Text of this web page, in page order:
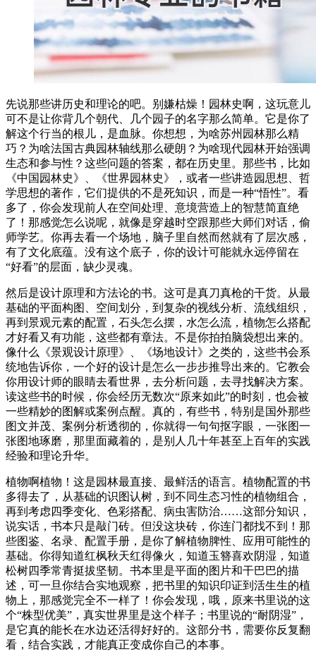
先说那些讲历史和理论的吧。别嫌枯燥！园林史啊，这玩意儿
可不是让你背几个朝代、几个园子的名字那么简单。它是你了
解这个行当的根儿，是血脉。你想想，为啥苏州园林那么精
巧？为啥法国古典园林轴线那么硬朗？为啥现代园林开始强调
生态和参与性？这些问题的答案，都在历史里。那些书，比如
《中国园林史》、《世界园林史》，或者一些讲造园思想、哲
学思想的著作，它们提供的不是死知识，而是一种“悟性”。看
多了，你会发现前人在空间处理、意境营造上的智慧简直绝
了！那感觉怎么说呢，就像是穿越时空跟那些大师们对话，偷
师学艺。你再去看一个场地，脑子里自然而然就有了层次感，
有了文化底蕴。没有这个底子，你的设计可能就永远停留在
“好看”的层面，缺少灵魂。
然后是设计原理和方法论的书。这可是真刀真枪的干货。从最
基础的平面构图、空间划分，到复杂的视线分析、流线组织，
再到景观元素的配置，石头怎么摆，水怎么流，植物怎么搭配
才好看又有功能，这些都有章法。不是你拍拍脑袋想出来的。
像什么《景观设计原理》、《场地设计》之类的，这些书会系
统地告诉你，一个好的设计是怎么一步步推导出来的。它教会
你用设计师的眼睛去看世界，去分析问题，去寻找解决方案。
读这些书的时候，你会经历无数次“原来如此”的时刻，也会被
一些精妙的图解或案例点醒。真的，有些书，特别是国外那些
图文并茂、案例分析透彻的，你就得一句句抠字眼，一张图一
张图地琢磨，那里面藏着的，是别人几十年甚至上百年的实践
经验和理论升华。
植物啊植物！这是园林最直接、最鲜活的语言。植物配置的书
多得去了，从基础的识图认树，到不同生态习性的植物组合，
再到考虑四季变化、色彩搭配、病虫害防治……这部分知识，
说实话，书本只是敲门砖。但没这块砖，你连门都找不到！那
些图鉴、名录、配置手册，是你了解植物脾性、应用可能性的
基础。你得知道红枫秋天红得像火，知道玉簪喜欢阴湿，知道
松树四季常青挺拔坚韧。书本里是平面的图片和干巴巴的描
述，可一旦你结合实地观察，把书里的知识印证到活生生的植
物上，那感觉完全不一样了！你会发现，哦，原来书里说的这
个“株型优美”，真实世界里是这个样子；书里说的“耐阴湿”，
是它真的能长在水边还活得好好的。这部分书，需要你反复翻
看，结合实践，才能真正变成你自己的本事。